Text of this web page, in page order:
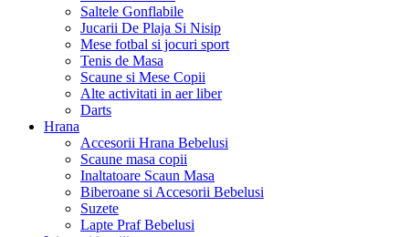
Saltele Gonflabile
Jucarii De Plaja Si Nisip
Mese fotbal si jocuri sport
Tenis de Masa
Scaune si Mese Copii
Alte activitati in aer liber
Darts
Hrana
Accesorii Hrana Bebelusi
Scaune masa copii
Inaltatoare Scaun Masa
Biberoane si Accesorii Bebelusi
Suzete
Lapte Praf Bebelusi